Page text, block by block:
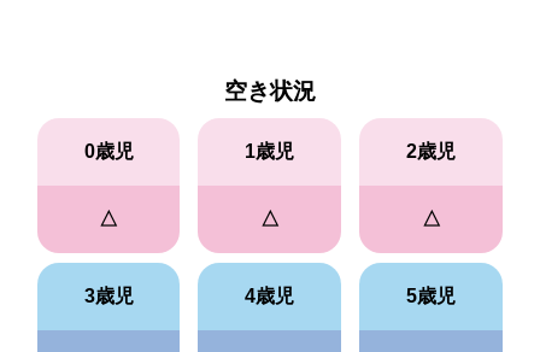
空き状況
0歳児 1歳児 2歳児
△ △ △
3歳児 4歳児 5歳児